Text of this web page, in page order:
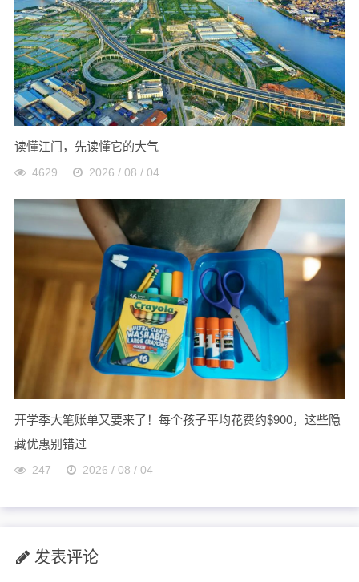
读懂江门，先读懂它的大气
4629 2026 / 08 / 04
开学季大笔账单又要来了！每个孩子平均花费约$900，这些隐
藏优惠别错过
247 2026 / 08 / 04
发表评论